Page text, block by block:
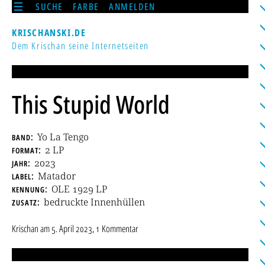
SUCHE FARBE ANMELDEN
KRISCHANSKI.DE
Dem Krischan seine Internetseiten
This Stupid World
band Yo La Tengo
format 2 LP
jahr 2023
label Matador
kennung OLE 1929 LP
zusatz bedruckte Innenhüllen
Krischanam5. April 2023, 1 Kommentar